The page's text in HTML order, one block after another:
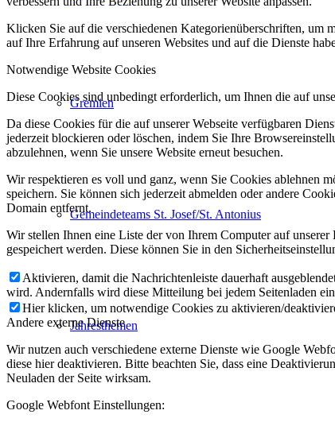
Gremien
Gemeindeteams St. Josef/St. Antonius
Jahresthemen
Klicken Sie auf die verschiedenen Kategorienüberschriften, um
auf Ihre Erfahrung auf unseren Websites und auf die Dienste
Notwendige Website Cookies
Diese Cookies sind unbedingt erforderlich, um Ihnen die auf
Da diese Cookies für die auf unserer Webseite verfügbaren
jederzeit blockieren oder löschen, indem Sie Ihre
abzulehnen, wenn Sie unsere Website erneut besuchen.
Wir respektieren es voll und ganz, wenn Sie Cookies ablehnen
speichern. Sie können sich jederzeit abmelden oder andere
Domain entfernt.
Wir stellen Ihnen eine Liste der von Ihrem Computer auf
gespeichert werden. Diese können Sie in den
Aktivieren, damit die Nachrichtenleiste dauerhaft
wird. Andernfalls wird diese Mitteilung bei jedem Seitenladen
Hier klicken, um notwendige Cookies zu aktivieren/
Andere externe Dienste
Wir nutzen auch verschiedene externe Dienste wie Google
diese hier deaktivieren. Bitte beachten Sie, dass eine
Neuladen der Seite wirksam.
Google Webfont Einstellungen: